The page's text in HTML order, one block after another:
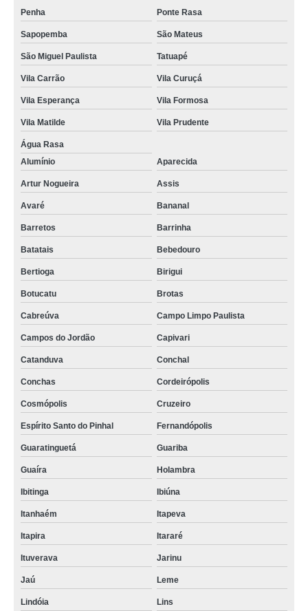
Penha Ponte Rasa
Sapopemba São Mateus
São Miguel Paulista Tatuapé
Vila Carrão Vila Curuçá
Vila Esperança Vila Formosa
Vila Matilde Vila Prudente
Água Rasa
Alumínio
Aparecida
Artur Nogueira Assis
Avaré Bananal
Barretos Barrinha
Batatais Bebedouro
Bertioga Birigui
Botucatu Brotas
Cabreúva Campo Limpo Paulista
Campos do Jordão Capivari
Catanduva Conchal
Conchas Cordeirópolis
Cosmópolis Cruzeiro
Espírito Santo do Pinhal Fernandópolis
Guaratinguetá Guariba
Guaíra Holambra
Ibitinga Ibiúna
Itanhaém Itapeva
Itapira Itararé
Ituverava Jarinu
Jaú Leme
Lindóia Lins